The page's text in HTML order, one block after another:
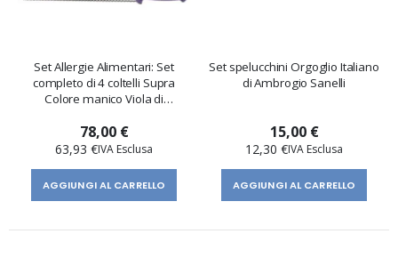
Set Allergie Alimentari: Set
completo di 4 coltelli Supra
Colore manico Viola di
78,00 €
63,93 €
AGGIUNGI AL CARRELLO
Set spelucchini Orgoglio Italiano
di Ambrogio Sanelli
15,00 €
12,30 €
AGGIUNGI AL CARRELLO